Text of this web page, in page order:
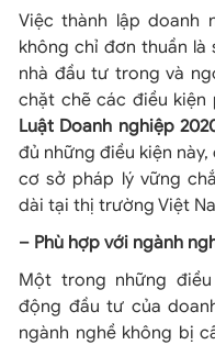
Việc thành lập doanh
không chỉ đơn thuần
nhà đầu tư trong và
chặt chẽ các điều kiện
Luật Doanh nghiệp
đủ những điều kiện
cơ sở pháp lý vững
dài tại thị trường Việt
– Phù hợp với ngành
Một trong những
động đầu tư của
ngành nghề không bị